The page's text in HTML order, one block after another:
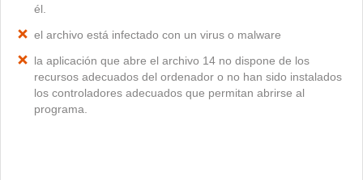
él.
el archivo está infectado con un virus o malware
la aplicación que abre el archivo 14 no dispone de los
recursos adecuados del ordenador o no han sido instalados
los controladores adecuados que permitan abrirse al
programa.